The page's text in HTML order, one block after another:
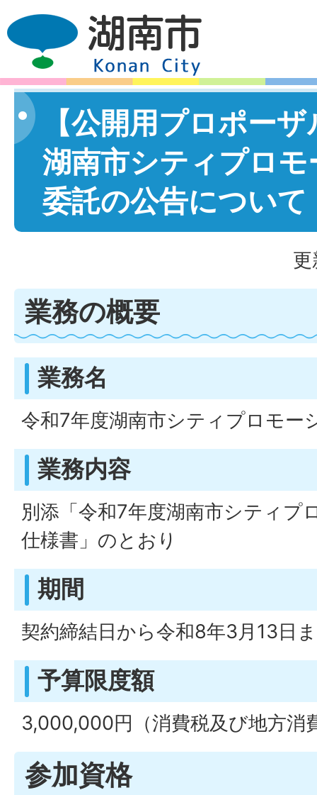
【公開用プロポー
湖南市シティプロ
委託の公告について
業務の概要
業務名
令和7年度湖南市シティプロモー
業務内容
別添「令和7年度湖南市シティプ
仕様書」のとおり
期間
契約締結日から令和8年3月13日
予算限度額
3,000,000円（消費税及び地方消
参加資格